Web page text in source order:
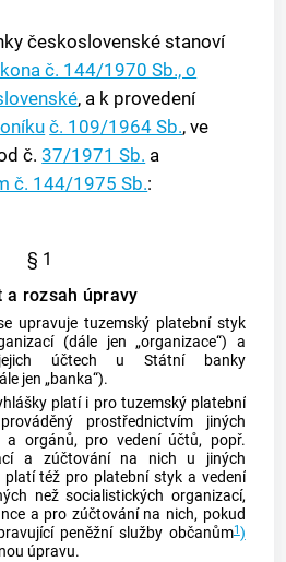
československé stanoví
č. 144/1970 Sb., o
, a k provedení
č. 109/1964 Sb., ve
č.37/1971 Sb. a
č. 144/1975 Sb.:
§ 1
a rozsah úpravy
upravuje tuzemský platební styk
(dále jen „organizace“) a
účtech u Státní banky
jen „banka“).
platí i pro tuzemský platební
prostřednictvím jiných
a orgánů, pro vedení účtů, popř.
a zúčtování na nich u jiných
platí též pro platební styk a vedení
než socialistických organizací,
a pro zúčtování na nich, pokud
peněžní služby občanům1)
úpravu.